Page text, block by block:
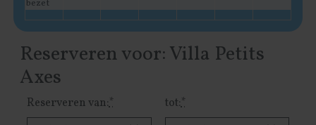
bezet
Reserveren voor: Villa Petits
Axes
Reserveren van:* tot:*